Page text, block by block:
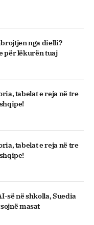
nga dielli?
për lëkurën tuaj
tabelat e reja në tre
tabelat e reja në tre
së në shkolla, Suedia
masat